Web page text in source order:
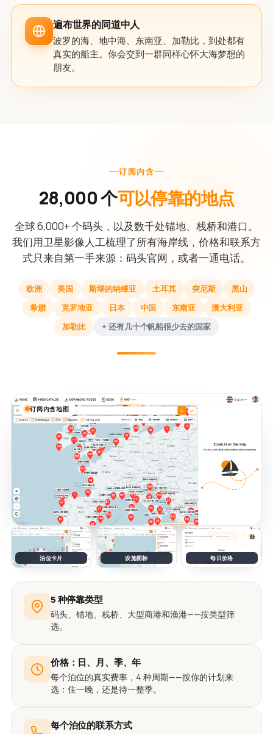
遍布世界的同道中人
波罗的海、地中海、东南亚、加勒比，到处都有
真实的船主。你会交到一群同样心怀大海梦想的
朋友。
订阅内含
28,000 个可以停靠的地点
全球 6,000+ 个码头，以及数千处锚地、栈桥和港口。
我们用卫星影像人工梳理了所有海岸线，价格和联系方
式只来自第一手来源：码头官网，或者一通电话。
欧洲 美国 斯堪的纳维亚 土耳其 突尼斯
黑山
希腊
克罗地亚 日本 中国 东南亚
澳大利亚
加勒比
+ 还有几十个帆船很少去的国家
订阅内含地图
泊位卡片 设施图标 每日价格
5 种停靠类型
码头、锚地、栈桥、大型商港和渔港——按类型筛
选。
价格：日、月、季、年
每个泊位的真实费率，4 种周期——按你的计划来
选：住一晚，还是待一整季。
每个泊位的联系方式